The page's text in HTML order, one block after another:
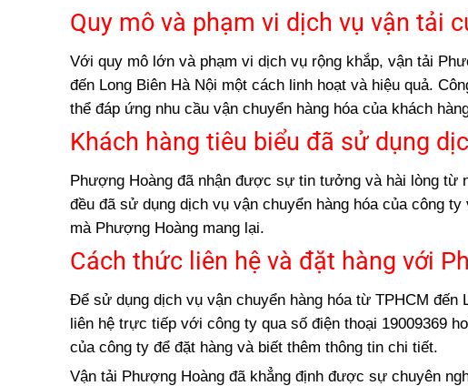
Quy mô và phạm vi dịch vụ vận tải
Với quy mô lớn và phạm vi dịch vụ rộng khắp, vận tải
đến Long Biên Hà Nội một cách linh hoạt và hiệu quả.
thể đáp ứng nhu cầu vận chuyển hàng hóa của khách
Khách hàng tiêu biểu đã sử dụng
Phượng Hoàng đã nhận được sự tin tưởng và hài lòng từ
đều đã sử dụng dịch vụ vận chuyển hàng hóa của công
mà Phượng Hoàng mang lại.
Cách thức liên hệ và đặt hàng với
Để sử dụng dịch vụ vận chuyển hàng hóa từ TPHCM
liên hệ trực tiếp với công ty qua số điện thoại 19009369
của công ty để đặt hàng và biết thêm thông tin chi tiết.
Vận tải Phượng Hoàng đã khẳng định được sự chuyên